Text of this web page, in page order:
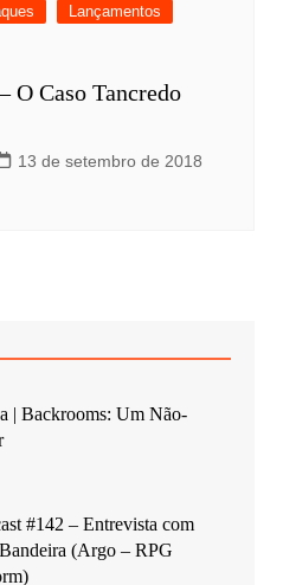
Lançamentos
O Caso Tancredo
13 de setembro de 2018
| Backrooms: Um Não-
#142 – Entrevista com
(Argo – RPG